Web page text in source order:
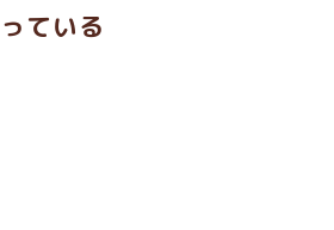
っている